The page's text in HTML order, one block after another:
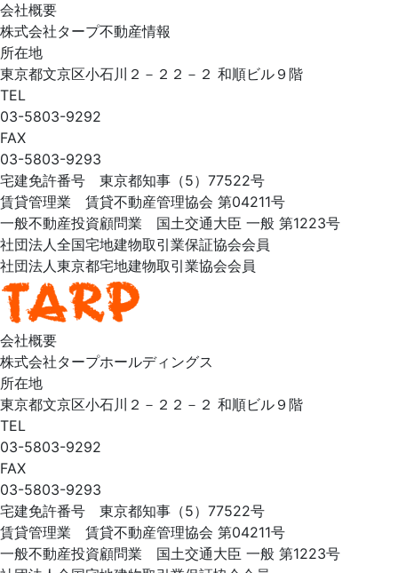
会社概要
株式会社タープ不動産情報
所在地
東京都文京区小石川２－２２－２ 和順ビル９階
TEL
03-5803-9292
FAX
03-5803-9293
宅建免許番号 東京都知事（5）77522号
賃貸管理業 賃貸不動産管理協会 第04211号
一般不動産投資顧問業 国土交通大臣 一般 第1223号
社団法人全国宅地建物取引業保証協会会員
社団法人東京都宅地建物取引業協会会員
会社概要
株式会社タープホールディングス
所在地
東京都文京区小石川２－２２－２ 和順ビル９階
TEL
03-5803-9292
FAX
03-5803-9293
宅建免許番号 東京都知事（5）77522号
賃貸管理業 賃貸不動産管理協会 第04211号
一般不動産投資顧問業 国土交通大臣 一般 第1223号